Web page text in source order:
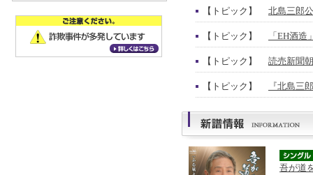
【トピック】 北島三郎
【トピック】 「EH酒
【トピック】 読売新聞
【トピック】 『北島三
吾が道